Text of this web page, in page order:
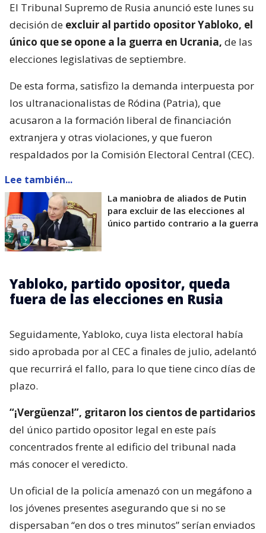
El Tribunal Supremo de Rusia anunció este lunes su
decisión de excluir al partido opositor Yabloko, el
único que se opone a la guerra en Ucrania, de las
elecciones legislativas de septiembre.
De esta forma, satisfizo la demanda interpuesta por
los ultranacionalistas de Ródina (Patria), que
acusaron a la formación liberal de financiación
extranjera y otras violaciones, y que fueron
respaldados por la Comisión Electoral Central (CEC).
Lee también...
La maniobra de aliados de Putin
para excluir de las elecciones al
único partido contrario a la guerra
Yabloko, partido opositor, queda
fuera de las elecciones en Rusia
Seguidamente, Yabloko, cuya lista electoral había
sido aprobada por al CEC a finales de julio, adelantó
que recurrirá el fallo, para lo que tiene cinco días de
plazo.
“¡Vergüenza!”, gritaron los cientos de partidarios
del único partido opositor legal en este país
concentrados frente al edificio del tribunal nada
más conocer el veredicto.
Un oficial de la policía amenazó con un megáfono a
los jóvenes presentes asegurando que si no se
dispersaban “en dos o tres minutos” serían enviados